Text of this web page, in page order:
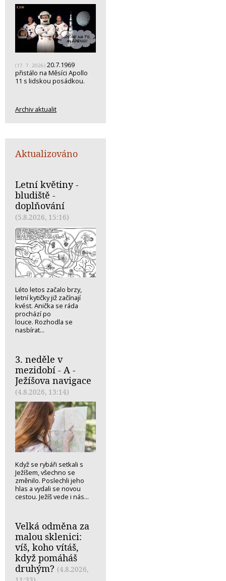
(17. 7. 2026) 20.7.1969
přistálo na Měsíci Apollo
11 s lidskou posádkou.
Archiv aktualit
Aktualizováno
Letní květiny -
bludiště -
doplňování
(5.8.2026, 15:16)
Léto letos začalo brzy,
letní kytičky již začínají
kvést. Anička se ráda
prochází po
louce. Rozhodla se
nasbírat...
3. neděle v
mezidobí - A -
Ježíšova navigace
(4.8.2026, 13:14)
Když se rybáři setkali s
Ježíšem, všechno se
změnilo. Poslechli jeho
hlas a vydali se novou
cestou. Ježíš vede i nás...
Velká odměna za
malou sklenici:
víš, koho vítáš,
když pomáháš
druhým? (4.8.2026,